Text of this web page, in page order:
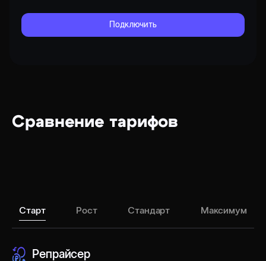
Подключить
Сравнение тарифов
Старт Рост Стандарт Максимум
Репрайсер